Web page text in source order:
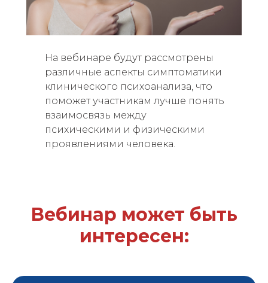
На вебинаре будут рассмотрены
различные аспекты симптоматики
клинического психоанализа, что
поможет участникам лучше понять
взаимосвязь между
психическими и физическими
проявлениями человека.
Вебинар может быть
интересен: